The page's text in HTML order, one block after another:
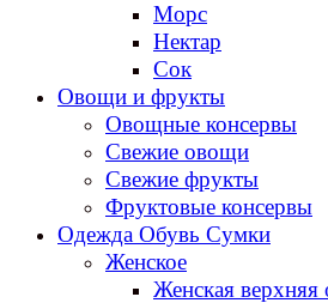
Морс
Нектар
Сок
Овощи и фрукты
Овощные консервы
Свежие овощи
Свежие фрукты
Фруктовые консервы
Одежда Обувь Сумки
Женское
Женская верхняя